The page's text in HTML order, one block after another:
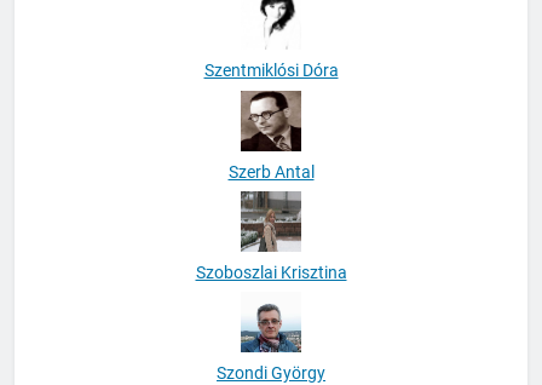
Szentmiklósi Dóra
Szerb Antal
Szoboszlai Krisztina
Szondi György